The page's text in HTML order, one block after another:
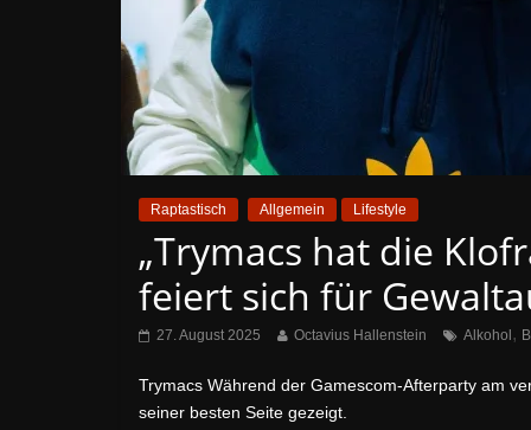
Raptastisch Allgemein Lifestyle
„Trymacs hat die
feiert sich für
27. August 2025 Octavius Hallenstein Alkohol ,
Trymacs Während der Gamescom-Afterparty am
seiner besten Seite gezeigt.